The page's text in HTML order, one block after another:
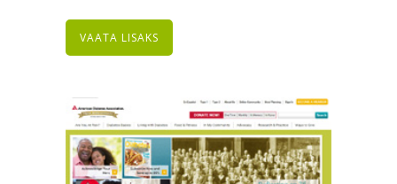
VAATA LISAKS